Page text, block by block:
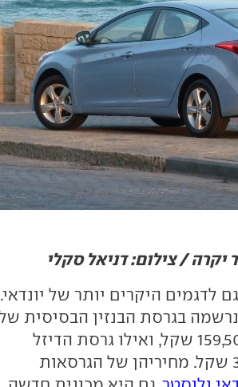
לדגמים היקרים יותר של יונדאי.
, שכעת עולה 159,500 שקל, ואילו גרסת הדיזל
התייקרה בשיעור של 3,000 שקל. מחיריהן של הגרסאות